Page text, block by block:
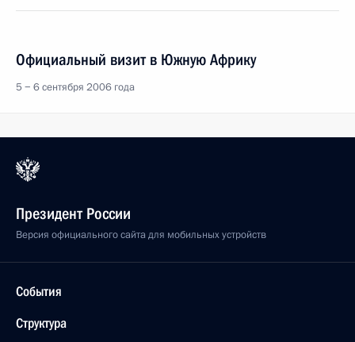
Официальный визит в Южную Африку
5 − 6 сентября 2006 года
Президент России
Версия официального сайта для мобильных устройств
События
Структура